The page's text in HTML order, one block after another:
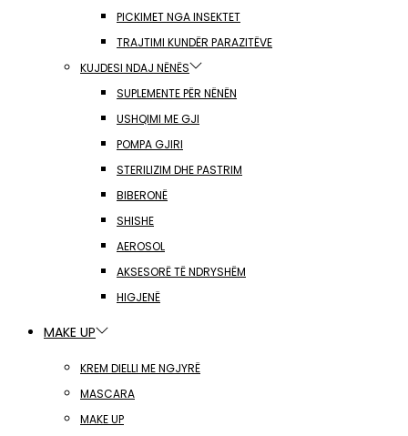
PICKIMET NGA INSEKTET
TRAJTIMI KUNDËR PARAZITËVE
KUJDESI NDAJ NËNËS
SUPLEMENTE PËR NËNËN
USHQIMI ME GJI
POMPA GJIRI
STERILIZIM DHE PASTRIM
BIBERONË
SHISHE
AEROSOL
AKSESORË TË NDRYSHËM
HIGJENË
MAKE UP
KREM DIELLI ME NGJYRË
MASCARA
MAKE UP